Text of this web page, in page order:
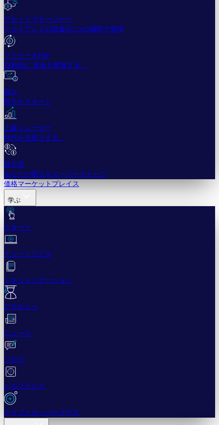
アセットマネージャー
クライアントの資金を1つの場所で管理
マイナー＆PSP
自動的に 資金を変換する。
個人
取引をスタート
上級トレーダー
時代を先取りする。
取引所
あなたの取引をスーパーチャージ
価格マーケットプレイス
学ぶ
スタート
チュートリアル
ドキュメンテーション
アカデミー
ニュース
ブログ
ヘルプデスク
クリプトホッパープラス